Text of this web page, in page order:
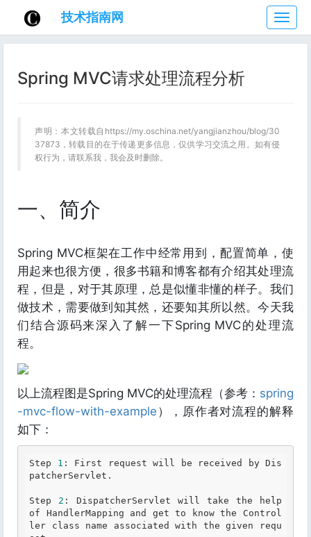
技
术
指
技术指南网
Spring MVC请求处理流程分析
声明：本文转载自https://my.oschina.net/yangjianzhou/blog/30
37873，转载目的在于传递更多信息，仅供学习交流之用。如有侵
权行为，请联系我，我会及时删除。
一、简介
Spring MVC框架在工作中经常用到，配置简单，使
用起来也很方便，很多书籍和博客都有介绍其处理流
程，但是，对于其原理，总是似懂非懂的样子。我们
做技术，需要做到知其然，还要知其所以然。今天我
们结合源码来深入了解一下Spring MVC的处理流
程。
以上流程图是Spring MVC的处理流程（参考： spring
-mvc-flow-with-example ），原作者对流程的解释
如下：
Step 1 : First request will be received by Dis
patcherServlet.
Step 2 : DispatcherServlet will take the help
of HandlerMapping and get to know the Control
ler class name associated with the given requ